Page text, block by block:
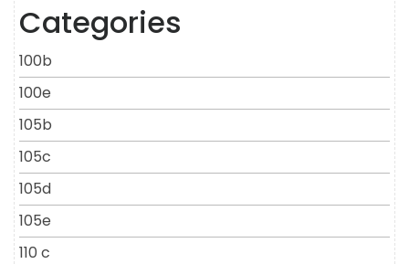
Categories
100b
100e
105b
105c
105d
105e
110 c